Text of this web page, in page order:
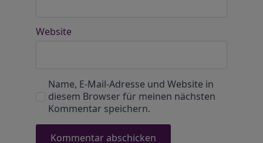
Website
Name, E-Mail-Adresse und Website in
diesem Browser für meinen nächsten
Kommentar speichern.